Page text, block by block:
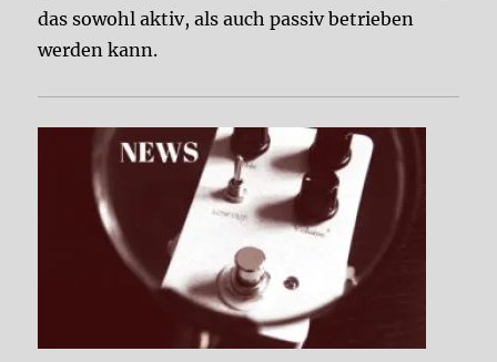
das sowohl aktiv, als auch passiv betrieben
werden kann.